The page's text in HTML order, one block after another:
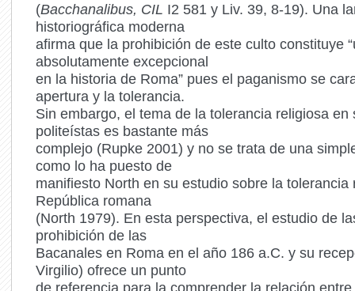
(Bacchanalibus, CIL I2 581 y Liv. 39, 8-19). Una
historiográfica moderna
afirma que la prohibición de este culto constituye
absolutamente excepcional
en la historia de Roma” pues el paganismo se
apertura y la tolerancia.
Sin embargo, el tema de la tolerancia religiosa en
politeístas es bastante más
complejo (Rupke 2001) y no se trata de una
como lo ha puesto de
manifiesto North en su estudio sobre la tolerancia
República romana
(North 1979). En esta perspectiva, el estudio de
prohibición de las
Bacanales en Roma en el año 186 a.C. y su
Virgilio) ofrece un punto
de referencia para la comprender la relación